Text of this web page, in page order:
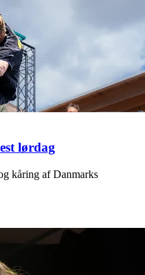
lørdag
kåring af Danmarks